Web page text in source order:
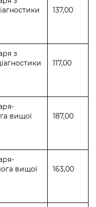
137,00
з
117,00
вищої
187,00
вищої
163,00